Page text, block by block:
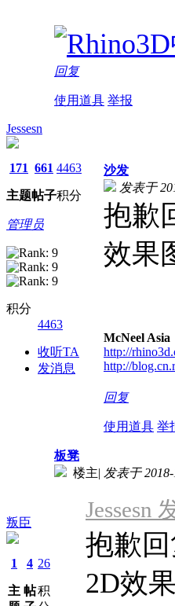
回复
使用道具 举报
Jessesn
171
主题
661
帖子
4463
积分
管理员
积分
4463
收听TA
发消息
沙发
发表于
抱歉
效果
McNeel Asia
http://
http://
回复
使用道具 举
叛臣
1
主
4
帖
26
积
板凳
楼主| 发表于
Jessesn
抱歉
2D效